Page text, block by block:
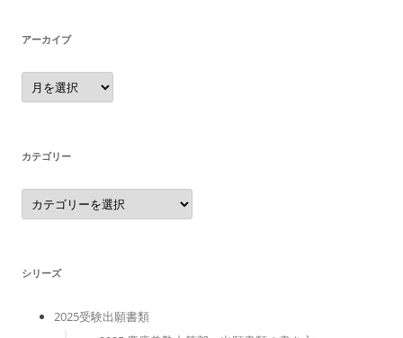
アーカイブ
ア
ー
カ
カテゴリー
カ
テ
ゴ
シリーズ
2025受験出願書類